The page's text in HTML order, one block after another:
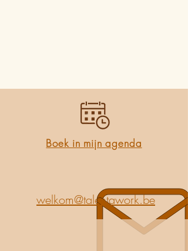
Boek in mijn agenda
welkom@talentawork.be